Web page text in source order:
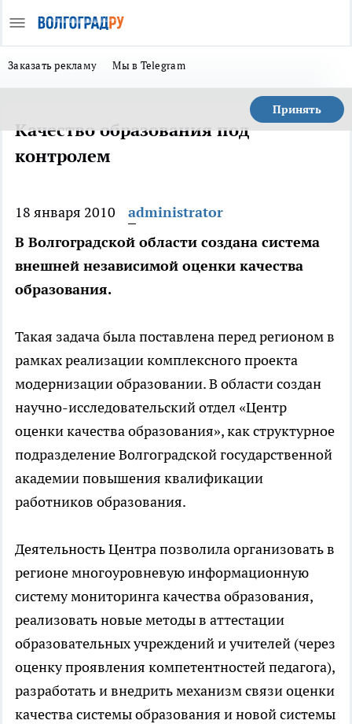
Заказать рекламу Мы в Telegram
Принять
Качество образования под
контролем
18 января 2010
administrator
В Волгоградской области создана система
внешней независимой оценки качества
образования.
Такая задача была поставлена перед регионом в
рамках реализации комплексного проекта
модернизации образовании. В области создан
научно-исследовательский отдел «Центр
оценки качества образования», как структурное
подразделение Волгоградской государственной
академии повышения квалификации
работников образования.
Деятельность Центра позволила организовать в
регионе многоуровневую информационную
систему мониторинга качества образования,
реализовать новые методы в аттестации
образовательных учреждений и учителей (через
оценку проявления компетентностей педагога),
разработать и внедрить механизм связи оценки
качества системы образования и новой системы